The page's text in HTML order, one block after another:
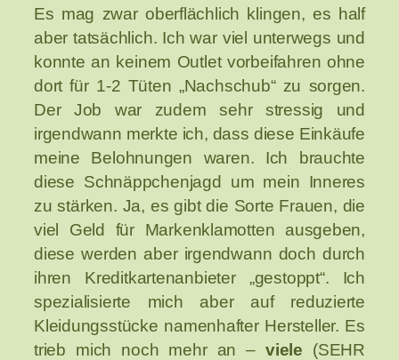
Es mag zwar oberflächlich klingen, es half
aber tatsächlich. Ich war viel unterwegs und
konnte an keinem Outlet vorbeifahren ohne
dort für 1-2 Tüten „Nachschub“ zu sorgen.
Der Job war zudem sehr stressig und
irgendwann merkte ich, dass diese Einkäufe
meine Belohnungen waren. Ich brauchte
diese Schnäppchenjagd um mein Inneres
zu stärken. Ja, es gibt die Sorte Frauen, die
viel Geld für Markenklamotten ausgeben,
diese werden aber irgendwann doch durch
ihren Kreditkartenanbieter „gestoppt“. Ich
spezialisierte mich aber auf reduzierte
Kleidungsstücke namenhafter Hersteller. Es
trieb mich noch mehr an –viele (SEHR